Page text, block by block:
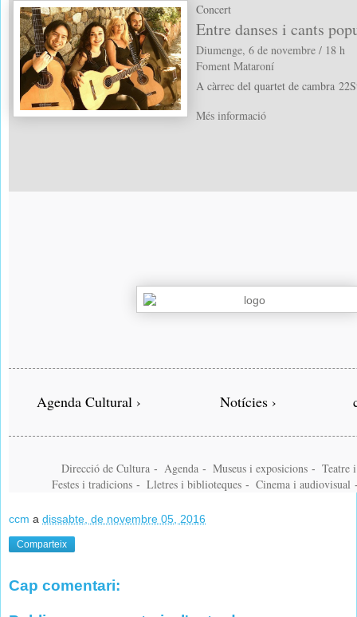
Concert
Entre danses i cants
Diumenge, 6 de novembre / 18 h
Foment Mataroní
A càrrec del quartet de cambra
Més informació
Agenda Cultural › Notícies ›
Direcció de Cultura - Agenda - Museus i exposicions - Teatre
Festes i tradicions - Lletres i biblioteques - Cinema i audiovisual
ccm a dissabte, de novembre 05, 2016
Comparteix
Cap comentari: